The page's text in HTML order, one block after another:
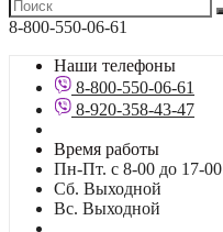
8-800-550-06-61
Наши телефоны
8-800-550-06-61
8-920-358-43-47
Время работы
Пн-Пт. с 8-00 до 17-00
Сб. Выходной
Вс. Выходной